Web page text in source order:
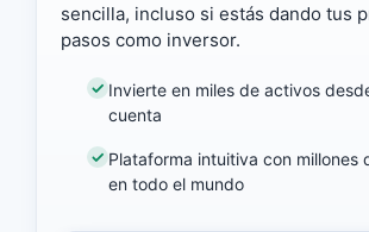
sencilla, incluso si estás dando tus
pasos como inversor.
Invierte en miles de activos
cuenta
Plataforma intuitiva con millones
en todo el mundo